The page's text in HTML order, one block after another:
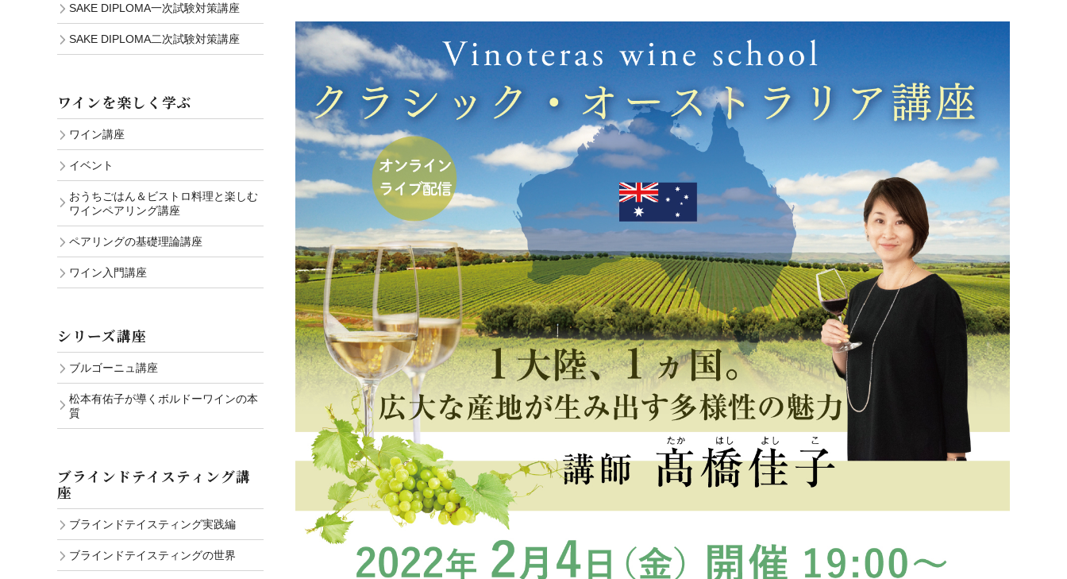
SAKE DIPLOMA一次試験対策講座
SAKE DIPLOMA二次試験対策講座
ワインを楽しく学ぶ
ワイン講座
イベント
おうちごはん＆ビストロ料理と楽しむ
ワインペアリング講座
ペアリングの基礎理論講座
ワイン入門講座
シリーズ講座
ブルゴーニュ講座
松本有佑子が導くボルドーワインの本
質
ブラインドテイスティング講
座
ブラインドテイスティング実践編
ブラインドテイスティングの世界